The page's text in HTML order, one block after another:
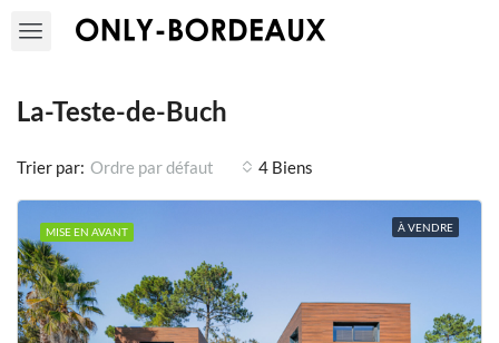
La-Teste-de-Buch
4 Biens
Trier par: Ordre par défaut
MISE EN AVANT À VENDRE